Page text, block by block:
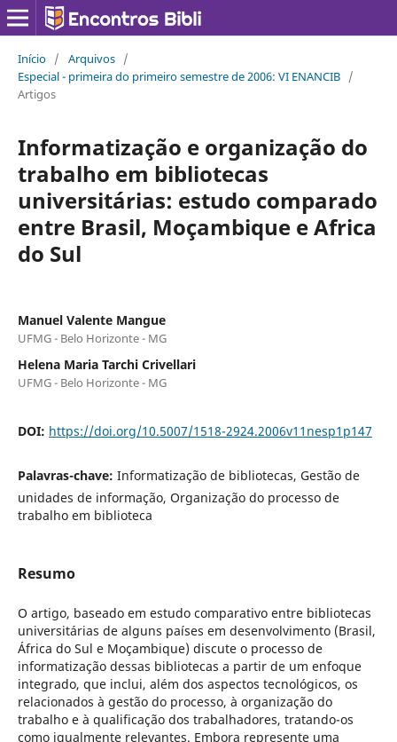
Início / Arquivos /
Especial - primeira do primeiro semestre de 2006: VI ENANCIB /
Artigos
Informatização e organização do
trabalho em bibliotecas
universitárias: estudo comparado
entre Brasil, Moçambique e Africa
do Sul
Manuel Valente Mangue
UFMG - Belo Horizonte - MG
Helena Maria Tarchi Crivellari
UFMG - Belo Horizonte - MG
DOI: https://doi.org/10.5007/1518-2924.2006v11nesp1p147
Palavras-chave: Informatização de bibliotecas, Gestão de
unidades de informação, Organização do processo de
trabalho em biblioteca
Resumo
O artigo, baseado em estudo comparativo entre bibliotecas
universitárias de alguns países em desenvolvimento (Brasil,
África do Sul e Moçambique) discute o processo de
informatização dessas bibliotecas a partir de um enfoque
integrado, que inclui, além dos aspectos tecnológicos, os
relacionados à gestão do processo, à organização do
trabalho e à qualificação dos trabalhadores, tratando-os
como igualmente relevantes. Embora represente uma